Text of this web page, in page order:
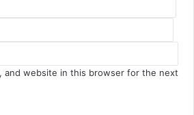
and website in this browser for the next